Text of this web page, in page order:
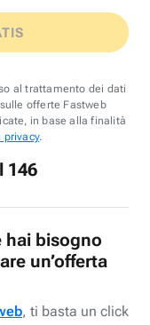
al trattamento dei dati
offerte Fastweb
in base alla finalità
privacy.
146
hai bisogno
un’offerta
, ti basta un click